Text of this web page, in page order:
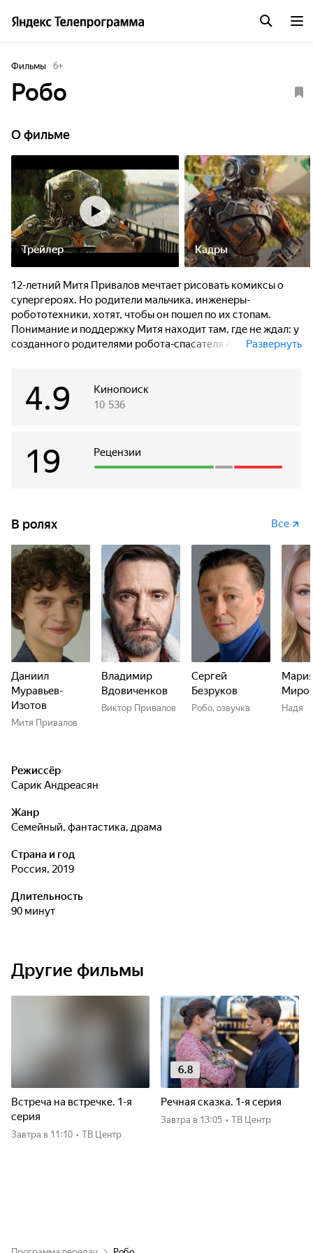
Фильмы 6+
Робо
О фильме
Трейлер Кадры
12-летний Митя Привалов мечтает рисовать комиксы о
супергероях. Но родители мальчика, инженеры-
робототехники, хотят, чтобы он пошел по их стопам.
Понимание и поддержку Митя находит там, где не ждал: у
созданного родителями робота-спасателя А-112 или
мечты, а Робо станет для мальчика примером мужества и
ответственности.
Развернуть
Кинопоиск
4.9 10 536
Рецензии
19
В ролях Все
Даниил
Муравьев-
Изотов
Митя Привалов
Владимир
Вдовиченков
Виктор Привалов
Сергей
Безруков
Робо, озвучка Надя
Режиссёр
Сарик Андреасян
Жанр
семейный, фантастика, драма
Страна и год
Россия, 2019
Длительность
90 минут
Другие фильмы
Встреча на встречке. 1-я
серия
Завтра в 11:10 • ТВ Центр
6.8
Речная сказка. 1-я серия
Завтра в 13:05 • ТВ Центр